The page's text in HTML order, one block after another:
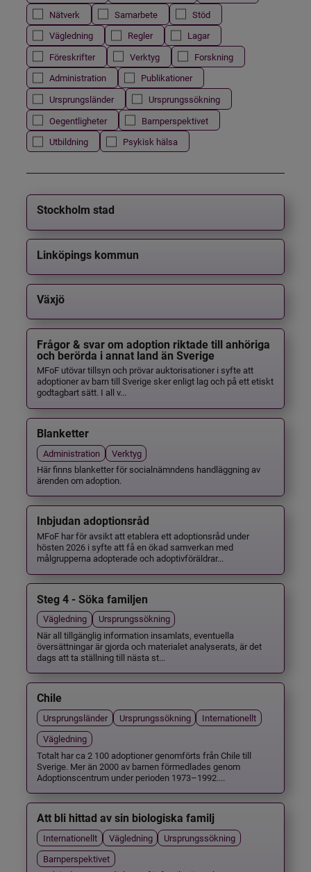
Nätverk
Samarbete
Stöd
Vägledning
Regler
Lagar
Föreskrifter
Verktyg
Forskning
Administration
Publikationer
Ursprungsländer
Ursprungssökning
Oegentligheter
Barnperspektivet
Utbildning
Psykisk hälsa
Stockholm stad
Linköpings kommun
Växjö
Frågor & svar om adoption riktade till anhöriga
och berörda i annat land än Sverige
MFoF utövar tillsyn och prövar auktorisationer i syfte att
adoptioner av barn till Sverige sker enligt lag och på ett etiskt
godtagbart sätt. I all v...
Blanketter
Administration
Verktyg
Här finns blanketter för socialnämndens handläggning av
ärenden om adoption.
Inbjudan adoptionsråd
MFoF har för avsikt att etablera ett adoptionsråd under
hösten 2026 i syfte att få en ökad samverkan med
målgrupperna adopterade och adoptivföräldrar...
Steg 4 - Söka familjen
Vägledning
Ursprungssökning
När all tillgänglig information insamlats, eventuella
översättningar är gjorda och materialet analyserats, är det
dags att ta ställning till nästa st...
Chile
Ursprungsländer Ursprungssökning
Internationellt
Vägledning
Totalt har ca 2 100 adoptioner genomförts från Chile till
Sverige. Mer än 2000 av barnen förmedlades genom
Adoptionscentrum under perioden 1973–1992....
Att bli hittad av sin biologiska familj
Internationellt Vägledning
Ursprungssökning
Barnperspektivet